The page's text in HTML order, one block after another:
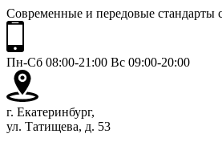
Современные и передовые стандарты
Пн-Сб 08:00-21:00 Вс 09:00-20:00
г. Екатеринбург,
ул. Татищева, д. 53